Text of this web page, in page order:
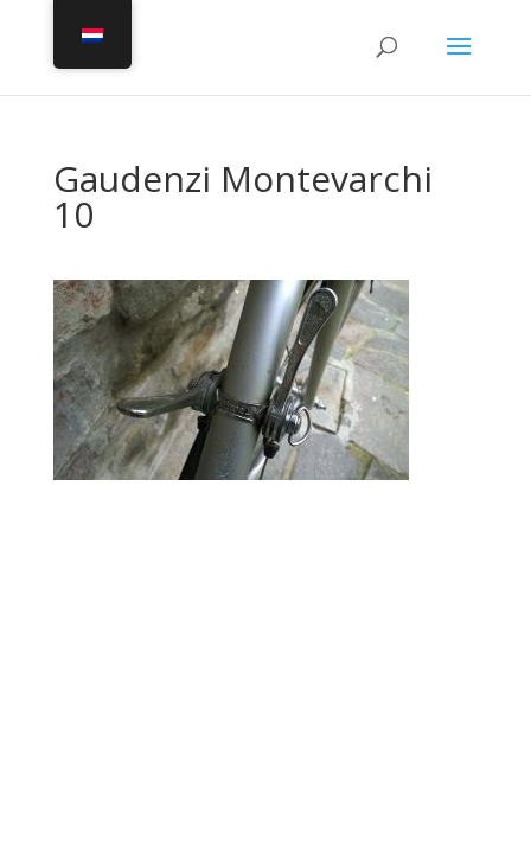
Gaudenzi Montevarchi
10